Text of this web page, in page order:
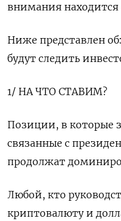
внимания
Ниже представлен
будут следить
1/ НА ЧТО СТАВИМ?
Позиции, в которые
связанные с
продолжат
Любой, кто
криптовалюту и